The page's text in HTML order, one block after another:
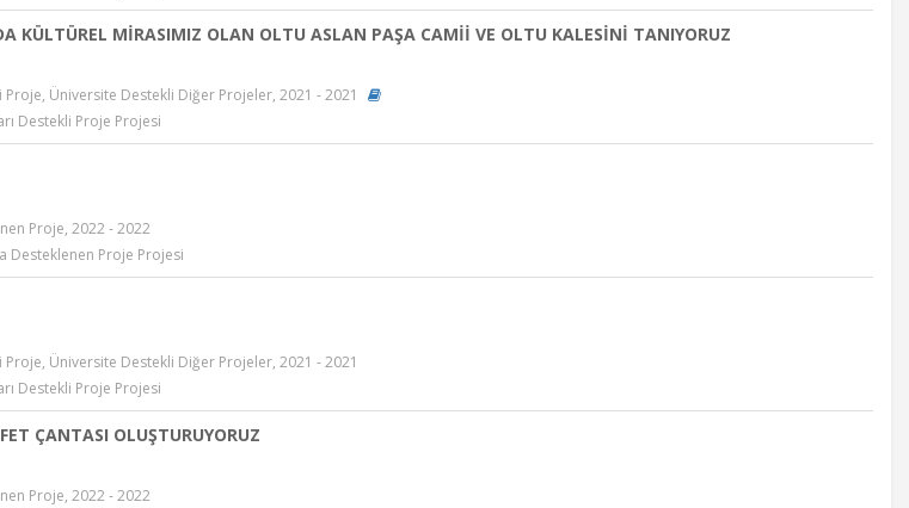
KÜLTÜREL MİRASIMIZ OLAN OLTU ASLAN PAŞA CAMİİ VE OLTU KALESİNİ TANIYORUZ
Üniversite Destekli Diğer Projeler, 2021 - 2021
Destekli Proje Projesi
Proje, 2022 - 2022
Desteklenen Proje Projesi
Üniversite Destekli Diğer Projeler, 2021 - 2021
Destekli Proje Projesi
ÇANTASI OLUŞTURUYORUZ
Proje, 2022 - 2022